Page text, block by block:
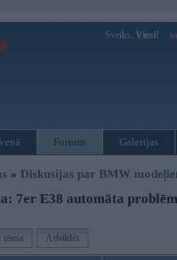
Sveiks, Viesi!
Forums Galerijas
» Diskusijas par BMW
7er E38 automāta
tēma Atbildēt